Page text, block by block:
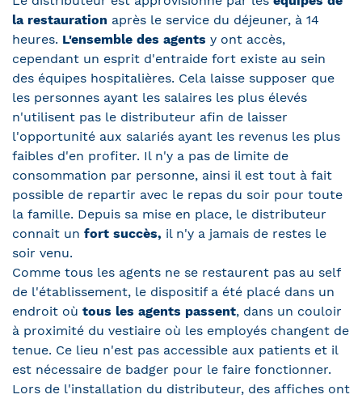
la restauration après le service du déjeuner, à 14
heures. L'ensemble des agents y ont accès,
cependant un esprit d'entraide fort existe au sein
des équipes hospitalières. Cela laisse supposer que
les personnes ayant les salaires les plus élevés
n'utilisent pas le distributeur afin de laisser
l'opportunité aux salariés ayant les revenus les plus
faibles d'en profiter. Il n'y a pas de limite de
consommation par personne, ainsi il est tout à fait
possible de repartir avec le repas du soir pour toute
la famille. Depuis sa mise en place, le distributeur
connait un fort succès, il n'y a jamais de restes le
soir venu.
Comme tous les agents ne se restaurent pas au self
de l'établissement, le dispositif a été placé dans un
endroit où tous les agents passent, dans un couloir
à proximité du vestiaire où les employés changent de
tenue. Ce lieu n'est pas accessible aux patients et il
est nécessaire de badger pour le faire fonctionner.
Lors de l'installation du distributeur, des affiches ont